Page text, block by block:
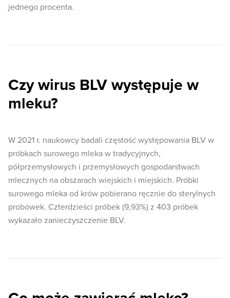
jednego procenta.
Czy wirus BLV występuje w
mleku?
W 2021 r. naukowcy badali częstość występowania BLV w
próbkach surowego mleka w tradycyjnych,
półprzemysłowych i przemysłowych gospodarstwach
mlecznych na obszarach wiejskich i miejskich. Próbki
surowego mleka od krów pobierano ręcznie do sterylnych
probówek. Czterdzieści próbek (9,93%) z 403 próbek
wykazało zanieczyszczenie BLV.